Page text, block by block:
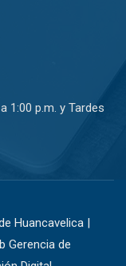
1:00 p.m. y Tardes
Huancavelica |
Gerencia de